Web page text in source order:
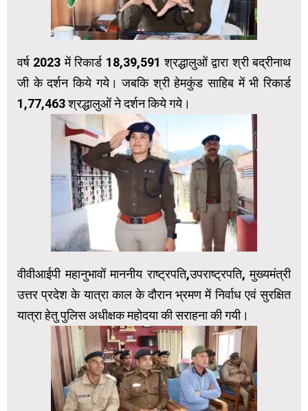
वर्ष 2023 में रिकार्ड 18,39,591 श्रद्धालुओं द्वारा श्री बद्रीनाथ
जी के दर्शन किये गये। जबकि श्री हेमकुंड साहिब में भी रिकार्ड
1,77,463 श्रद्धालुओं ने दर्शन किये गये।
वीवीआईपी महानुभावों माननीय राष्ट्रपति,उपराष्ट्रपति, मुख्यमंत्री
उत्तर प्रदेश के यात्रा काल के दौरान भ्रमण में निर्वाध एवं सुरक्षित
यात्रा हेतु पुलिस अधीक्षक महोदया की सराहना की गयी।